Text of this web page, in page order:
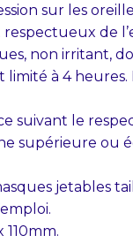
sur les
de
non irritant,
à 4
suivant le
supérieure ou
jetables
110mm.